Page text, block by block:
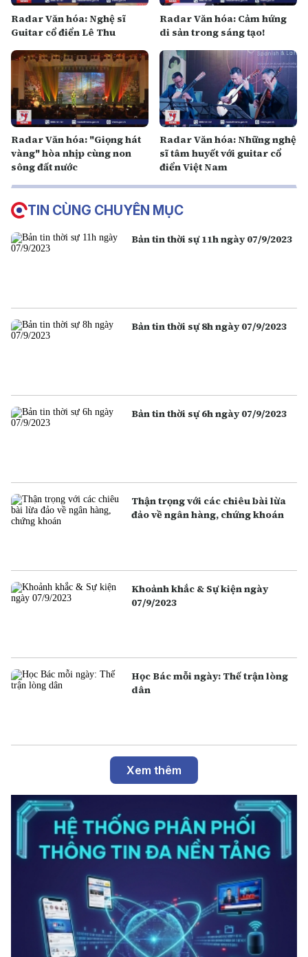
Radar Văn hóa: Nghệ sĩ
Guitar cổ điển Lê Thu
Radar Văn hóa: Cảm hứng
di sản trong sáng tạo!
Radar Văn hóa: "Giọng hát
vàng" hòa nhịp cùng non
sông đất nước
Radar Văn hóa: Những nghệ
sĩ tâm huyết với guitar cổ
điển Việt Nam
TIN CÙNG CHUYÊN MỤC
Bản tin thời sự 11h ngày 07/9/2023
Bản tin thời sự 8h ngày 07/9/2023
Bản tin thời sự 6h ngày 07/9/2023
Thận trọng với các chiêu bài lừa
đảo về ngân hàng, chứng khoán
Khoảnh khắc & Sự kiện ngày
07/9/2023
Học Bác mỗi ngày: Thế trận lòng
dân
Xem thêm